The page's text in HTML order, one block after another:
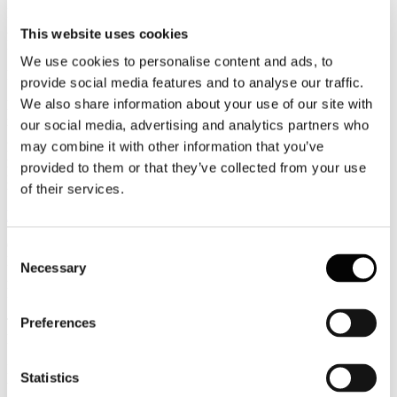
This website uses cookies
We use cookies to personalise content and ads, to
provide social media features and to analyse our traffic.
We also share information about your use of our site with
our social media, advertising and analytics partners who
may combine it with other information that you’ve
provided to them or that they’ve collected from your use
of their services.
Selection
Necessary
Preferences
Statistics
2026
Rapporto Siae: gli eventi live in Italia valgono 4,3 miliardi di euro
Monitorato dal Rapporto Siae il valore economico del variegato
mondo dello spettacolo, con concerti, balletti e opere, nel 2025 ha
generato oltre 4,3 miliardi di euro, con un valore medio della spesa
per spettatore di circa 17 euro, che rappresenta l’indice dell’introito
pro-capite per evento, segno di un mercato sempre più selettivo e
maturo.
Luglio
2026
T&E/New Economics Foundation (NEF): i voli low cost alimentano
La crescita incontrollata del turismo, favorita dall’aumento del
traffico aereo, specialmente quello a basso costo, sta alimentando